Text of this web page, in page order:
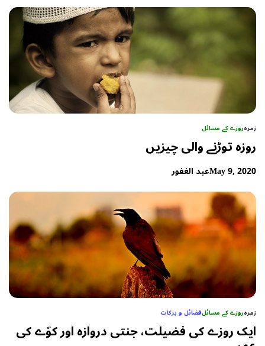
زمرہروزے کے مسائل
روزہ توڑنے والی چیزیں
May 9, 2020عبد الغفور
زمرہروزے کے مسائلفضائل و برکات
ایک روزے کی فضیلت، جنتی دروازہ اور کوّے کی